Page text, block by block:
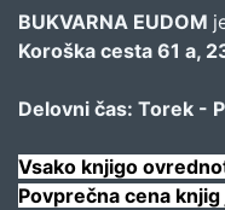
BUKVARNA EUDOM
Koroška cesta 61 a,
Delovni čas: Torek -
Vsako knjigo
Povprečna cena knjig